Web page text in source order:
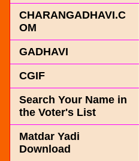
CHARANGADHAVI.C
OM
GADHAVI
CGIF
Search Your Name in
the Voter's List
Matdar Yadi
Download